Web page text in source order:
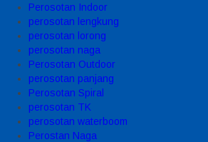
Perosotan Indoor
perosotan lengkung
perosotan lorong
perosotan naga
Perosotan Outdoor
perosotan panjang
Perosotan Spiral
perosotan TK
perosotan waterboom
Perostan Naga